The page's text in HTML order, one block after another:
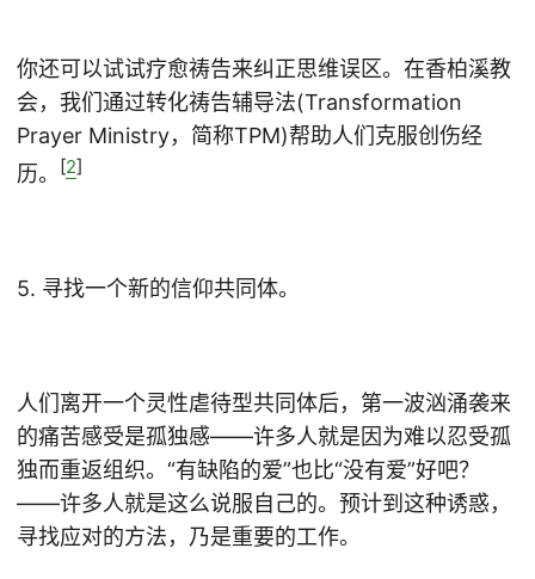
你还可以试试疗愈祷告来纠正思维误区。在香柏溪教
会，我们通过转化祷告辅导法(Transformation
Prayer Ministry，简称TPM)帮助人们克服创伤经
历。
[2]
5. 寻找一个新的信仰共同体。
人们离开一个灵性虐待型共同体后，第一波汹涌袭来
的痛苦感受是孤独感——许多人就是因为难以忍受孤
独而重返组织。“有缺陷的爱”也比“没有爱”好吧？
——许多人就是这么说服自己的。预计到这种诱惑，
寻找应对的方法，乃是重要的工作。